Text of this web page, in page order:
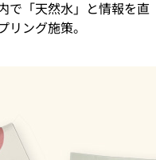
で「天然水」と情報を直
ング施策。